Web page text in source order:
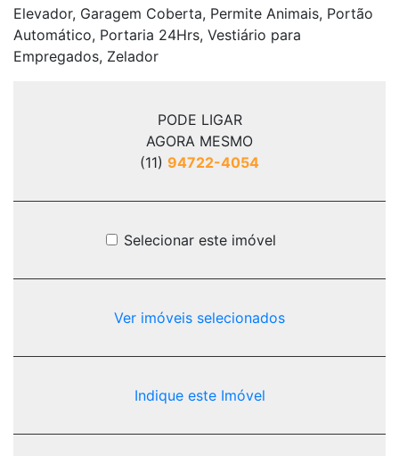
PODE LIGAR
AGORA MESMO
(11) 94722-4054
Selecionar este imóvel
Ver imóveis selecionados
Indique este Imóvel
Elevador, Garagem Coberta, Permite Animais, Portão
Automático, Portaria 24Hrs, Vestiário para
Empregados, Zelador